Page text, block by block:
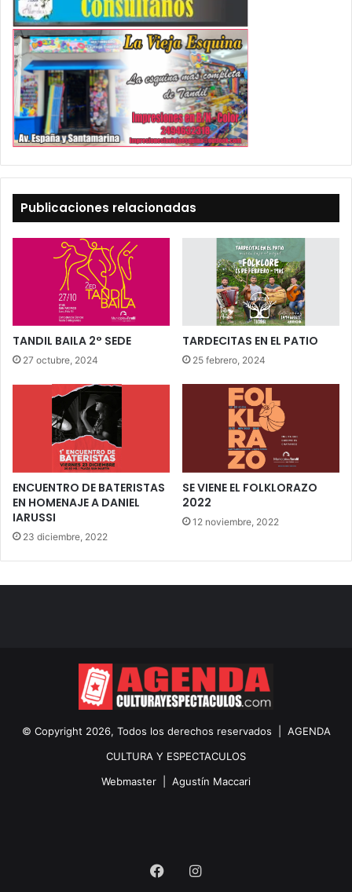
Publicaciones relacionadas
TANDIL BAILA 2° SEDE
27 octubre, 2024
TARDECITAS EN EL PATIO
25 febrero, 2024
ENCUENTRO DE BATERISTAS
EN HOMENAJE A DANIEL
IARUSSI
23 diciembre, 2022
SE VIENE EL FOLKLORAZO
2022
12 noviembre, 2022
© Copyright 2026, Todos los derechos reservados | AGENDA
CULTURA Y ESPECTACULOS
Webmaster | Agustín Maccari